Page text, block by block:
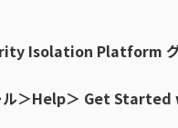
Isolation Platform グ
ル＞Help＞ Get